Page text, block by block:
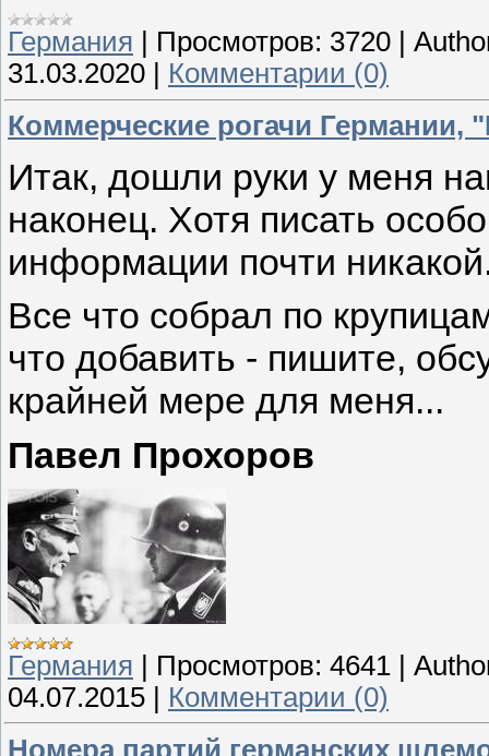
Германия | Просмотров: 3720 |
31.03.2020 | Комментарии (0)
Коммерческие рогачи
Итак, дошли руки у меня
наконец. Хотя писать
информации почти
Все что собрал по
что добавить - пишите,
крайней мере для меня...
Павел Прохоров
Германия Просмотров: 4641
04.07.2015
Комментарии (0)
Номера партий германских